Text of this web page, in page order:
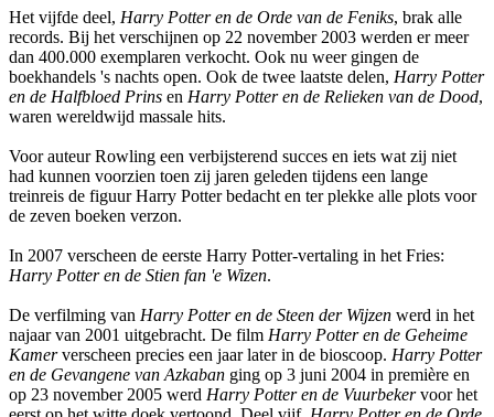
Het vijfde deel, Harry Potter en de Orde van de Feniks, brak alle
records. Bij het verschijnen op 22 november 2003 werden er meer
dan 400.000 exemplaren verkocht. Ook nu weer gingen de
boekhandels 's nachts open. Ook de twee laatste delen, Harry Potter
en de Halfbloed Prins en Harry Potter en de Relieken van de Dood,
waren wereldwijd massale hits.
Voor auteur Rowling een verbijsterend succes en iets wat zij niet
had kunnen voorzien toen zij jaren geleden tijdens een lange
treinreis de figuur Harry Potter bedacht en ter plekke alle plots voor
de zeven boeken verzon.
In 2007 verscheen de eerste Harry Potter-vertaling in het Fries:
Harry Potter en de Stien fan 'e Wizen.
De verfilming van Harry Potter en de Steen der Wijzen werd in het
najaar van 2001 uitgebracht. De film Harry Potter en de Geheime
Kamerverscheen precies een jaar later in de bioscoop. Harry Potter
en de Gevangene van Azkaban ging op 3 juni 2004 in première en
op 23 november 2005 werd Harry Potter en de Vuurbekervoor het